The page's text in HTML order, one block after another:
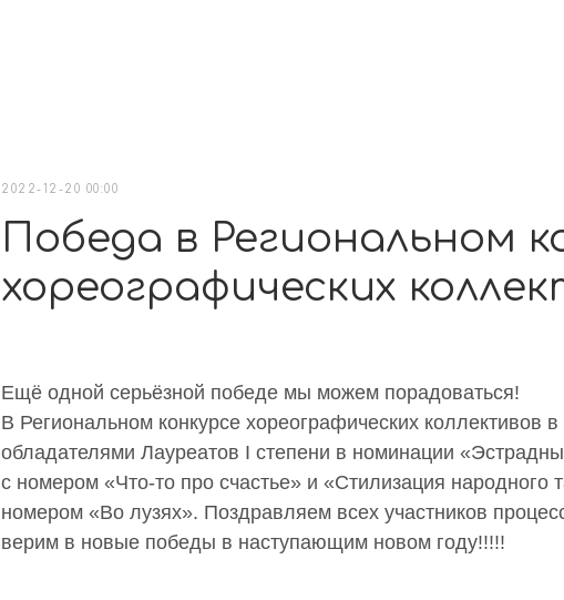
2022-12-20 00:00
Победа в Региональном
хореографических
Ещё одной серьёзной победе мы можем порадоваться!
В Региональном конкурсе хореографических коллективов
обладателями Лауреатов I степени в номинации
с номером «Что-то про счастье» и «Стилизация народного
номером «Во лузях». Поздравляем всех участников
верим в новые победы в наступающим новом году!!!!!